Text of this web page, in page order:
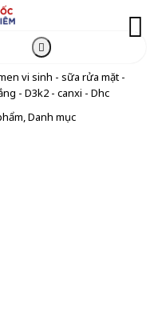
vi sinh - sữa rửa mặt -
- D3k2 - canxi - Dhc
Danh mục